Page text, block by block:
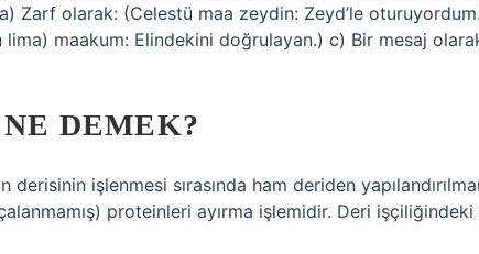
Zarf olarak: (Celestü maa zeydin: Zeyd’le
lima) maakum: Elindekini doğrulayan.) c) Bir mesaj
DEMEK?
derisinin işlenmesi sırasında ham deriden
proteinleri ayırma işlemidir. Deri